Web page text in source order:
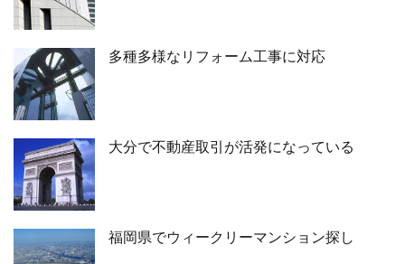
多種多様なリフォーム工事に対応
大分で不動産取引が活発になっている
福岡県でウィークリーマンション探し